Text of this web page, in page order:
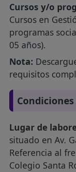
Cursos y/o
Cursos en
programas
05 años).
Nota:
requisitos
Lugar de
situado en Av.
Referencia al
Colegio Santa